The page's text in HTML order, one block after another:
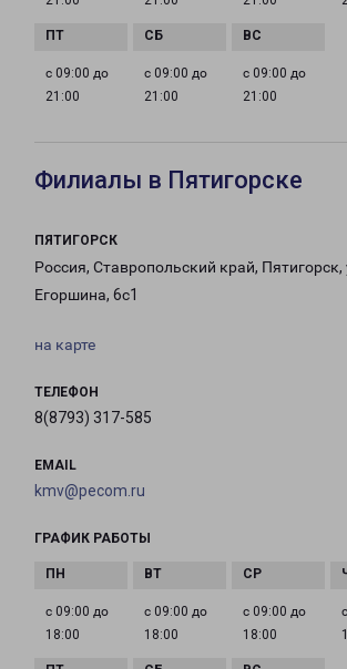
с 09:00 до
21:00
с 09:00 до
21:00
с 09:00 до
21:00
Филиалы в Пятигорске
ПЯТИГОРСК
Россия, Ставропольский край, Пятигорск,
Егоршина, 6с1
на карте
ТЕЛЕФОН
8(8793) 317-585
EMAIL
kmv@pecom.ru
ГРАФИК РАБОТЫ
с 09:00 до
18:00
с 09:00 до
18:00
с 09:00 до
18:00